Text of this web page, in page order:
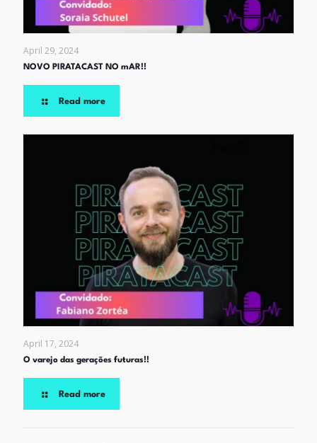
April 29, 2024
NOVO PIRATACAST NO mAR!!
Read more
April 17, 2024
O varejo das gerações futuras!!
Read more